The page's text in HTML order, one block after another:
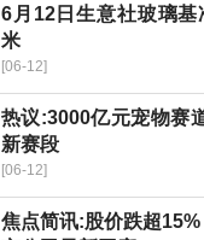
6月12日生意社玻璃
米
[06-12]
热议:3000亿元宠物赛
新赛段
[06-12]
焦点简讯:股价跌超